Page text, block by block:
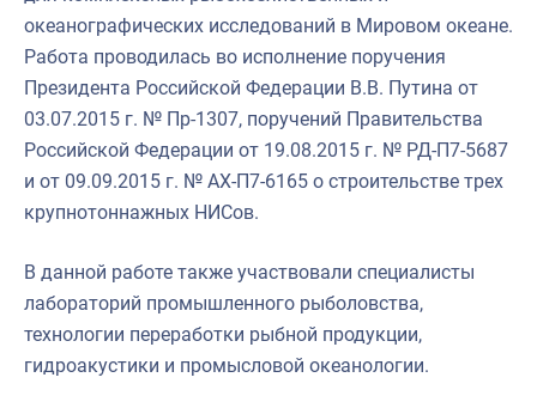
океанографических исследований в Мировом океане.
Работа проводилась во исполнение поручения
Президента Российской Федерации В.В. Путина от
03.07.2015 г. № Пр-1307, поручений Правительства
Российской Федерации от 19.08.2015 г. № РД-П7-5687
и от 09.09.2015 г. № АХ-П7-6165 о строительстве трех
крупнотоннажных НИСов.
В данной работе также участвовали специалисты
лабораторий промышленного рыболовства,
технологии переработки рыбной продукции,
гидроакустики и промысловой океанологии.